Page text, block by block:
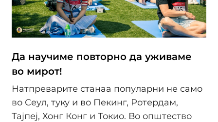
Да научиме повторно да уживаме
во мирот!
Натпреварите станаа популарни не само
во Сеул, туку и во Пекинг, Ротердам,
Тајпеј, Хонг Конг и Токио. Во општество